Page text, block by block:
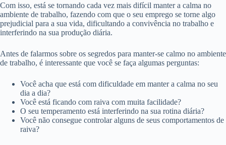
Com isso, está se tornando cada vez mais difícil manter a calma no
ambiente de trabalho, fazendo com que o seu emprego se torne algo
prejudicial para a sua vida, dificultando a convivência no trabalho e
interferindo na sua produção diária.
Antes de falarmos sobre os segredos para manter-se calmo no ambiente
de trabalho, é interessante que você se faça algumas perguntas:
Você acha que está com dificuldade em manter a calma no seu
dia a dia?
Você está ficando com raiva com muita facilidade?
O seu temperamento está interferindo na sua rotina diária?
Você não consegue controlar alguns de seus comportamentos de
raiva?